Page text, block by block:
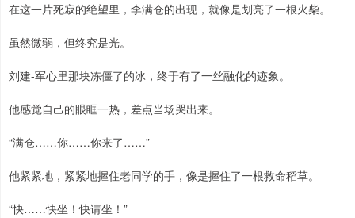
在这一片死寂的绝望里，李满仓的出现，就像是划亮了一根火柴。
虽然微弱，但终究是光。
刘建-军心里那块冻僵了的冰，终于有了一丝融化的迹象。
他感觉自己的眼眶一热，差点当场哭出来。
“满仓……你……你来了……”
他紧紧地，紧紧地握住老同学的手，像是握住了一根救命稻草。
“快……快坐！快请坐！”